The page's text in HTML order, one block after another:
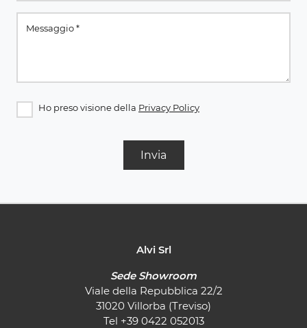
Ho preso visione della Privacy Policy
Invia
Alvi Srl
Sede Showroom
Viale della Repubblica 22/2
31020 Villorba (Treviso)
Tel +39 0422 052013